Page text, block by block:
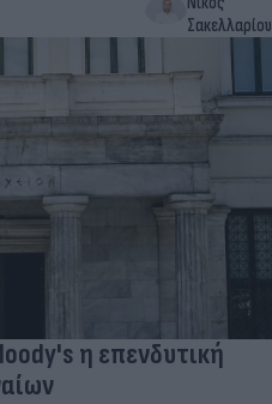
Σακελλαρίου
η επενδυτική